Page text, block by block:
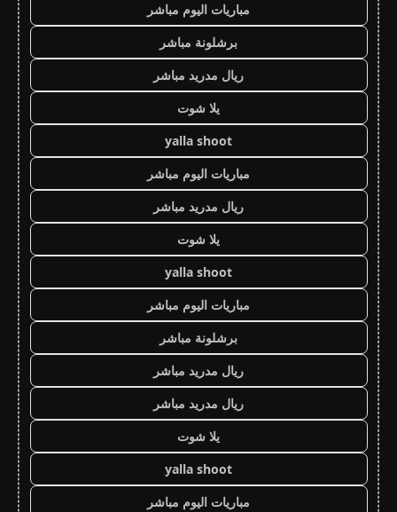
مباريات اليوم مباشر
برشلونة مباشر
ريال مدريد مباشر
يلا شوت
yalla shoot
مباريات اليوم مباشر
ريال مدريد مباشر
يلا شوت
yalla shoot
مباريات اليوم مباشر
برشلونة مباشر
ريال مدريد مباشر
ريال مدريد مباشر
يلا شوت
yalla shoot
مباريات اليوم مباشر